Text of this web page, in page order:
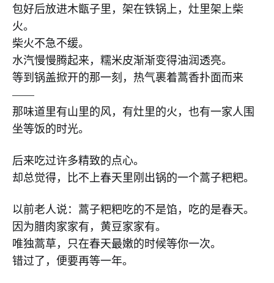
包好后放进木甑子里，架在铁锅上，灶里架上柴
火。
柴火不急不缓。
水汽慢慢腾起来，糯米皮渐渐变得油润透亮。
等到锅盖掀开的那一刻，热气裹着蒿香扑面而来
——
那味道里有山里的风，有灶里的火，也有一家人围
坐等饭的时光。
后来吃过许多精致的点心。
却总觉得，比不上春天里刚出锅的一个蒿子粑粑。
以前老人说：蒿子粑粑吃的不是馅，吃的是春天。
因为腊肉家家有，黄豆家家有。
唯独蒿草，只在春天最嫩的时候等你一次。
错过了，便要再等一年。